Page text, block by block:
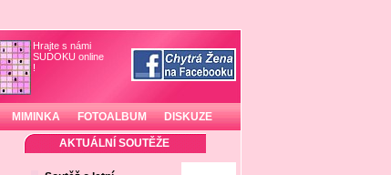
Hrajte s námi
SUDOKU online
!
MIMINKA FOTOALBUM DISKUZE
AKTUÁLNÍ SOUTĚŽE